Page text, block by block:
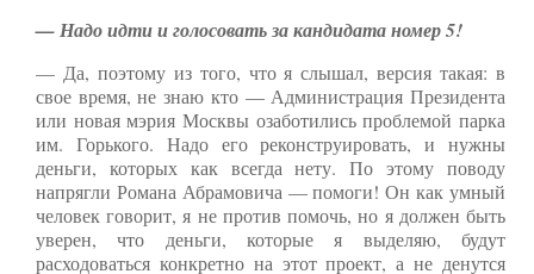
— Надо идти и голосовать за кандидата номер 5!
— Да, поэтому из того, что я слышал, версия такая: в
свое время, не знаю кто — Администрация Президента
или новая мэрия Москвы озаботились проблемой парка
им. Горького. Надо его реконструировать, и нужны
деньги, которых как всегда нету. По этому поводу
напрягли Романа Абрамовича — помоги! Он как умный
человек говорит, я не против помочь, но я должен быть
уверен, что деньги, которые я выделяю, будут
расходоваться конкретно на этот проект, а не денутся